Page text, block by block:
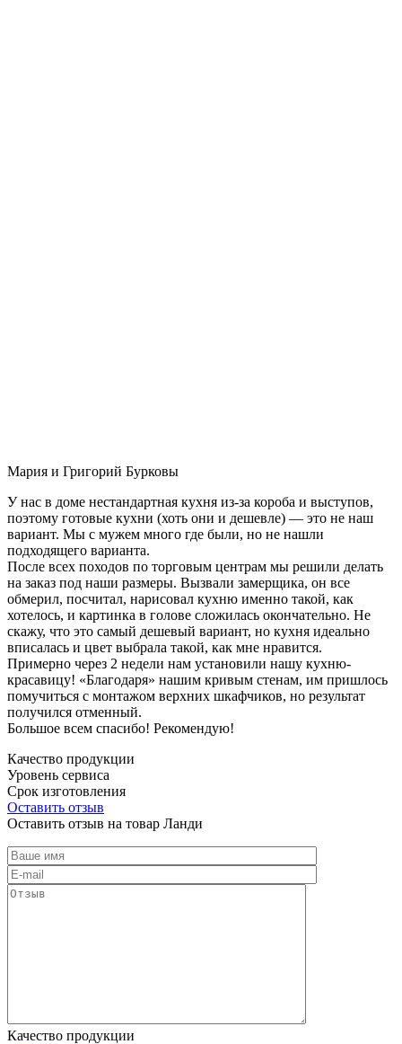
Мария и Григорий Бурковы
У нас в доме нестандартная кухня из-за короба и выступов,
поэтому готовые кухни (хоть они и дешевле) — это не наш
вариант. Мы с мужем много где были, но не нашли
подходящего варианта.
После всех походов по торговым центрам мы решили делать
на заказ под наши размеры. Вызвали замерщика, он все
обмерил, посчитал, нарисовал кухню именно такой, как
хотелось, и картинка в голове сложилась окончательно. Не
скажу, что это самый дешевый вариант, но кухня идеально
вписалась и цвет выбрала такой, как мне нравится.
Примерно через 2 недели нам установили нашу кухню-
красавицу! «Благодаря» нашим кривым стенам, им пришлось
помучиться с монтажом верхних шкафчиков, но результат
получился отменный.
Большое всем спасибо! Рекомендую!
Качество продукции
Уровень сервиса
Срок изготовления
Оставить отзыв
Оставить отзыв на товар Ланди
Качество продукции